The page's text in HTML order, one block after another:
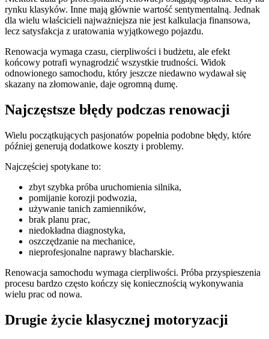
rynku klasyków. Inne mają głównie wartość sentymentalną. Jednak
dla wielu właścicieli najważniejsza nie jest kalkulacja finansowa,
lecz satysfakcja z uratowania wyjątkowego pojazdu.
Renowacja wymaga czasu, cierpliwości i budżetu, ale efekt
końcowy potrafi wynagrodzić wszystkie trudności. Widok
odnowionego samochodu, który jeszcze niedawno wydawał się
skazany na złomowanie, daje ogromną dumę.
Najczęstsze błędy podczas renowacji
Wielu początkujących pasjonatów popełnia podobne błędy, które
później generują dodatkowe koszty i problemy.
Najczęściej spotykane to:
zbyt szybka próba uruchomienia silnika,
pomijanie korozji podwozia,
używanie tanich zamienników,
brak planu prac,
niedokładna diagnostyka,
oszczędzanie na mechanice,
nieprofesjonalne naprawy blacharskie.
Renowacja samochodu wymaga cierpliwości. Próba przyspieszenia
procesu bardzo często kończy się koniecznością wykonywania
wielu prac od nowa.
Drugie życie klasycznej motoryzacji